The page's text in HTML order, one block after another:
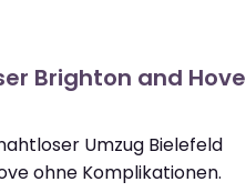
Brighton and Hove
Umzug Bielefeld
ohne Komplikationen.